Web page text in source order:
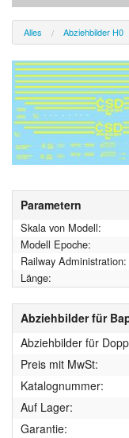
Alles Abziehbilder H0
Parametern
Skala von Modell:
Modell Epoche:
Railway Administration:
Länge:
Abziehbilder für
Abziehbilder für
Preis mit MwSt:
Katalognummer:
Auf Lager:
Garantie: